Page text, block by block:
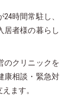
時間常駐し、
居者様の暮らし
のクリニックを
康相談・緊急対
ます。